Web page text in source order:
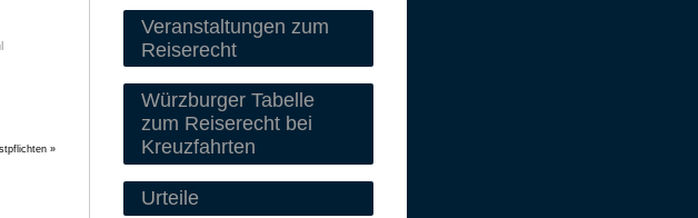
»
Veranstaltungen zum
Reiserecht
Würzburger Tabelle
zum Reiserecht bei
Kreuzfahrten
Urteile